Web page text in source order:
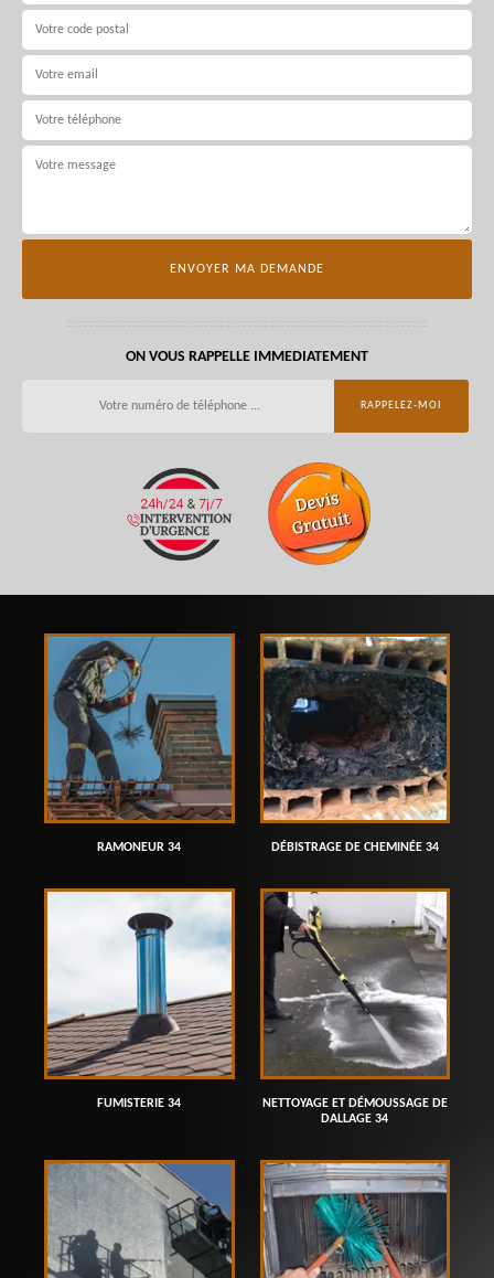
ON VOUS RAPPELLE IMMEDIATEMENT
RAMONEUR 34 DÉBISTRAGE DE CHEMINÉE 34
FUMISTERIE 34
NETTOYAGE ET DÉMOUSSAGE DE
DALLAGE 34